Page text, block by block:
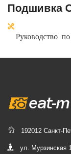
Подшивка
Руководство
192012 Санкт-
ул. Мурзинская